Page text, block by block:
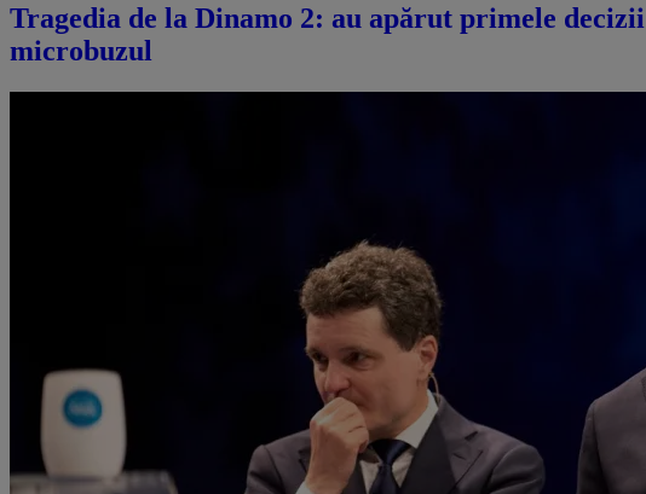
Tragedia de la Dinamo 2: au apărut primele
microbuzul